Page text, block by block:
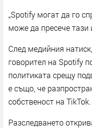
„Spotify могат да го
може да пресече тази
След медийния
говорител на Spotify
политиката срещу
е също, че
собственост на TikTok.
Разследването